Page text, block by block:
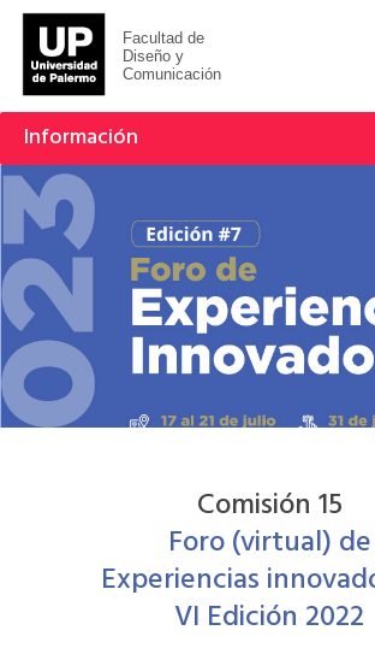
Facultad de
Diseño y
Comunicación
Información
Comisión 15
Foro (virtual) de
Experiencias
VI Edición 2022